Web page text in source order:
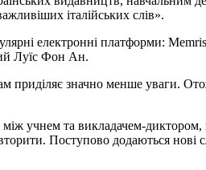
італійських слів».
електронні платформи:
Луїс Фон Ан.
приділяє значно менше уваги.
між учнем та викладачем-
Поступово додаються нові